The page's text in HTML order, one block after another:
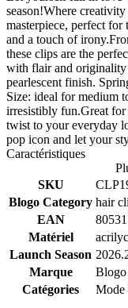
season!Where
masterpiece, perfect
and a touch of
these clips are the
with flair and
pearlescent finish.
Size: ideal for medium
irresistibly fun.Great
twist to your everyday
pop icon and let your
Caractéristiques
SKU
Blogo Category hair
EAN
Matériel
acrilyc
Launch Season
Marque
Catégories
Mode